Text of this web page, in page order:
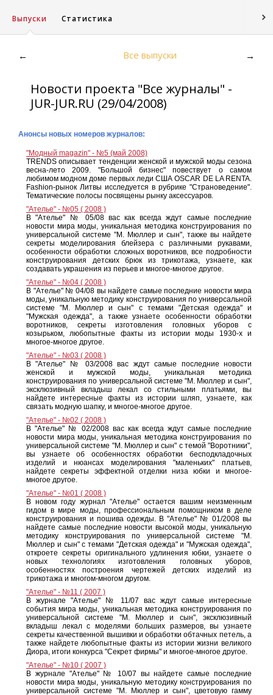
Выпуски Статистика
← Все выпуски →
Новости проекта "Все журналы" -
JUR-JUR.RU (29/04/2008)
Анонсы новых номеров журналов:
"Модный magazin" - №5 (май 2008)
TRENDS описывает тенденции женской и мужской моды сезона
весна-лето 2009. "Большой бизнес" повествует о самом
любимом модном доме первых леди США OSCAR DE LA RENTA.
Fashion-рынок Литвы исследуется в рубрике "Страноведение".
Тематические полосы посвящены рынку аксессуаров.
"Ателье" - №05 ( 2008 )
В "Ателье" № 05/08 вас как всегда ждут самые последние
новости мира моды, уникальная методика конструирования по
универсальной системе "М. Мюллер и сын", также вы найдете
секреты моделирования блейзера с различными рукавами,
особенности обработки сложных воротников, все подробности
конструирования детских брюк из трикотажа, узнаете, как
создавать украшения из перьев и многое-многое другое.
"Ателье" - №04 ( 2008 )
В "Ателье" № 04/08 вы найдете самые последние новости мира
моды, уникальную методику конструирования по универсальной
системе "М. Мюллер и сын" с темами "Детская одежда" и
"Мужская одежда", а также узнаете особенности обработки
воротников, секреты изготовления головных уборов с
козырьком, любопытные факты из истории моды 1930-х и
многое-многое другое.
"Ателье" - №03 ( 2008 )
В "Ателье" № 03/2008 вас ждут самые последние новости
женской и мужской моды, уникальная методика
конструирования по универсальной системе "М. Мюллер и сын",
эксклюзивный вкладыш лекал со стильными платьями, вы
найдете интересные факты из истории шляп, узнаете, как
связать модную шапку, и многое-многое другое.
"Ателье" - №02 ( 2008 )
В "Ателье" № 02/2008 вас как всегда ждут самые последние
новости мира моды, уникальная методика конструирования по
универсальной системе "М. Мюллер и сын" с темой "Воротники",
вы узнаете об особенностях обработки бесподкладочных
изделий и нюансах моделирования "маленьких" платьев,
найдете секреты эффектной отделки низа юбки и многое-
многое другое.
"Ателье" - №01 ( 2008 )
В новом году журнал "Ателье" остается вашим неизменным
гидом в мире моды, профессиональным помощником в деле
конструирования и пошива одежды. В "Ателье" № 01/2008 вы
найдете самые последние новости высокой моды, уникальную
методику конструирования по универсальной системе "М.
Мюллер и сын" с темами "Детская одежда" и "Мужская одежда",
откроете секреты оригинального удлинения юбки, узнаете о
новых технологиях изготовления головных уборов,
особенностях построения чертежей детских изделий из
трикотажа и многом-многом другом.
"Ателье" - №11 ( 2007 )
В журнале "Ателье" № 11/07 вас ждут самые интересные
события мира моды, уникальная методика конструирования по
универсальной системе "М. Мюллер и сын", эксклюзивный
вкладыш лекал с моделями больших размеров, вы узнаете
секреты качественной вышивки и обработки обтачных петель, а
также найдете любопытные факты из истории жизни великого
Диора, итоги конкурса "Секрет фирмы" и многое-многое другое.
"Ателье" - №10 ( 2007 )
В журнале "Ателье" № 10/07 вы найдете самые последние
новости мира моды, уникальную методику конструирования по
универсальной системе "М. Мюллер и сын", цветовую гамму